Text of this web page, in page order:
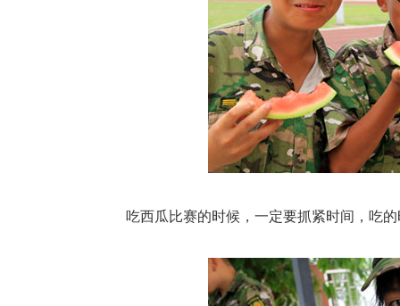
吃西瓜比赛的时候，一定要抓紧时间，吃